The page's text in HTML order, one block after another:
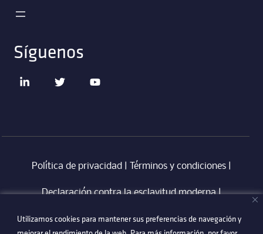
Utilizamos cookies para mantener sus preferencias de navegación y
Utilizamos cookies para mantener sus preferencias de navegación y
Síguenos
Política de privacidad Términos y condiciones
Declaración contra la esclavitud moderna‎ |
Código de Conducta en Proveedores Technetix|